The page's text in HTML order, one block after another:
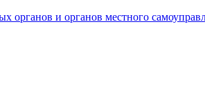
органов и органов местного